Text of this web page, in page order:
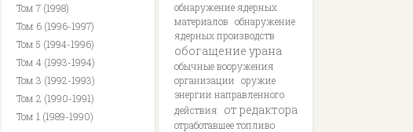
Том 7 (1998)
Том 6 (1996-1997)
Том 5 (1994-1996)
Том 4 (1993-1994)
Том 3 (1992-1993)
Том 2 (1990-1991)
Том 1 (1989-1990)
обнаружение ядерных
материалов обнаружение
ядерных производств
обогащение урана
обычные вооружения
организации оружие
энергии направленного
действия
от редактора
отработавшее топливо